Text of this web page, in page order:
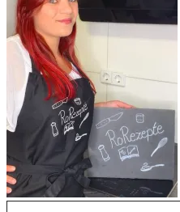
Gib deine E-Mail-Adresse ein ...